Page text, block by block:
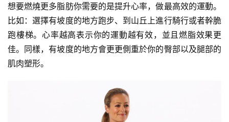
想要燃燒更多脂肪你需要的是提升心率，做最高效的運動。
比如：選擇有坡度的地方跑步、到山丘上進行騎行或者幹脆
跑樓梯。心率越高表示你的運動越有效，並且燃脂效果更
佳。同樣，有坡度的地方會更更側重於你的臀部以及腿部的
肌肉塑形。